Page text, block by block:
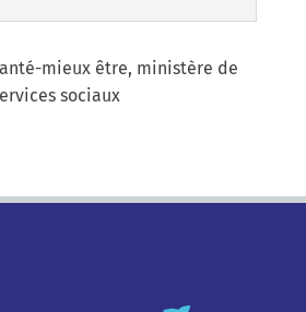
mieux être, ministère de
sociaux